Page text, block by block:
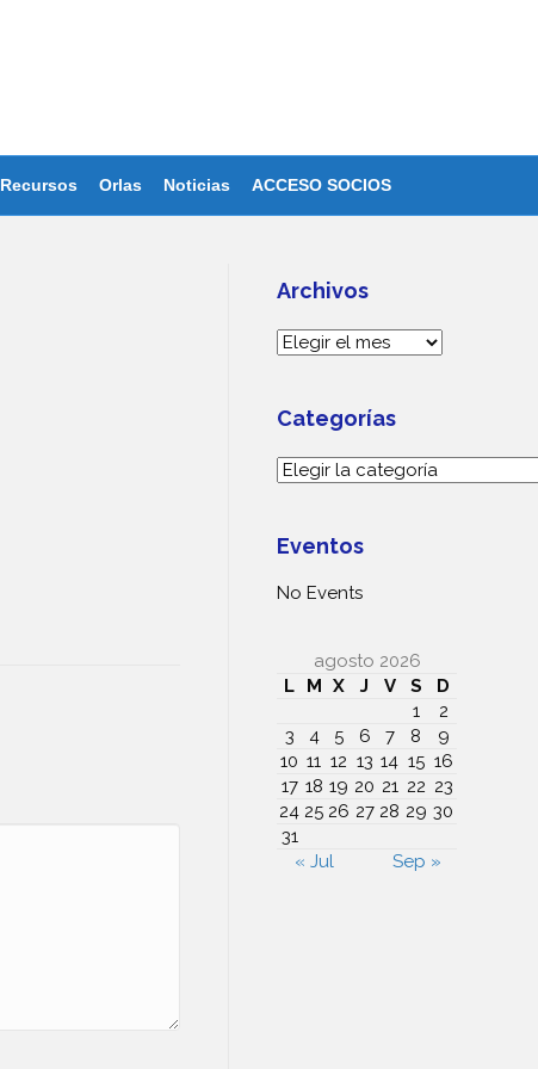
Recursos Orlas Noticias ACCESO SOCIOS
Archivos
Archivos
Categorías
Categorías
Eventos
No Events
agosto 2026
L
M X J V S
D
1
2
3
4 5 6 7 8
9
10 11 12 13 14 15 16
17 18 19 20 21 22 23
24 25 26 27 28 29 30
31
« Jul
Sep »